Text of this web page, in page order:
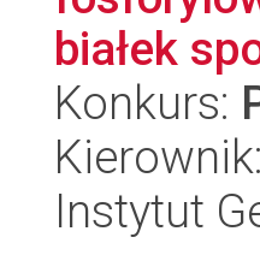
białek
Konkurs:
Instytut